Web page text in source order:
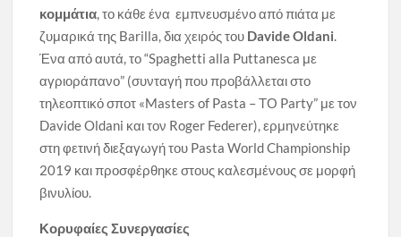
κομμάτια, το κάθε ένα εμπνευσμένο από πιάτα με
ζυμαρικά της Barilla, δια χειρός του Davide Oldani.
Ένα από αυτά, το “Spaghetti alla Puttanesca με
αγριοράπανο” (συνταγή που προβάλλεται στο
τηλεοπτικό σποτ «Masters of Pasta – ΤΟ Party” με τον
Davide Oldani και τον Roger Federer), ερμηνεύτηκε
στη φετινή διεξαγωγή του Pasta World Championship
2019 και προσφέρθηκε στους καλεσμένους σε μορφή
βινυλίου.
Κορυφαίες Συνεργασίες